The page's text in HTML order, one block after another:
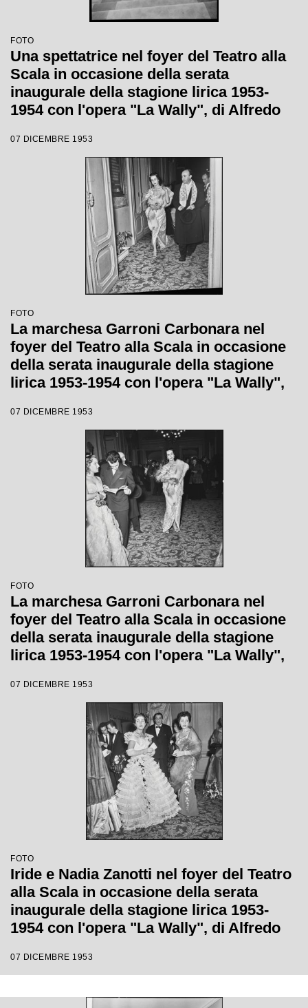
FOTO
Una spettatrice nel foyer del Teatro alla
Scala in occasione della serata
inaugurale della stagione lirica 1953-
1954 con l'opera "La Wally", di Alfredo
con la regia di Tatiana Pavlova
07 DICEMBRE 1953
FOTO
La marchesa Garroni Carbonara nel
foyer del Teatro alla Scala in occasione
della serata inaugurale della stagione
lirica 1953-1954 con l'opera "La Wally",
Maria Giulini, con la regia di Tatiana
07 DICEMBRE 1953
FOTO
La marchesa Garroni Carbonara nel
foyer del Teatro alla Scala in occasione
della serata inaugurale della stagione
lirica 1953-1954 con l'opera "La Wally",
Maria Giulini, con la regia di Tatiana
07 DICEMBRE 1953
FOTO
Iride e Nadia Zanotti nel foyer del Teatro
alla Scala in occasione della serata
inaugurale della stagione lirica 1953-
1954 con l'opera "La Wally", di Alfredo
con la regia di Tatiana Pavlova
07 DICEMBRE 1953